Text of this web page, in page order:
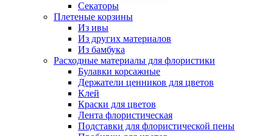
Секаторы
Плетеные корзины
Из ивы
Из других материалов
Из бамбука
Расходные материалы для флористики
Булавки корсажные
Держатели ценников для цветов
Клей
Краски для цветов
Лента флористическая
Подставки для флористической пены